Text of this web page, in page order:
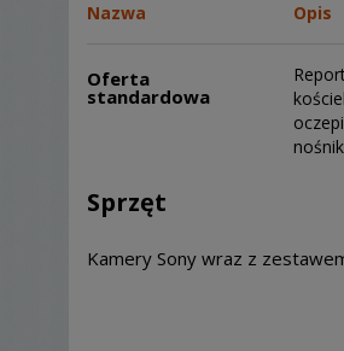
Nazwa Opis
Oferta
standardowa
Sprzęt
Kamery Sony wraz z